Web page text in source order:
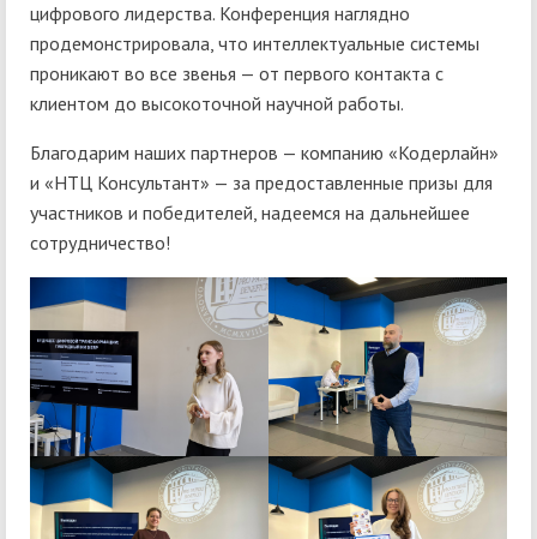
цифрового лидерства. Конференция наглядно
продемонстрировала, что интеллектуальные системы
проникают во все звенья — от первого контакта с
клиентом до высокоточной научной работы.
Благодарим наших партнеров — компанию «Кодерлайн»
и «НТЦ Консультант» — за предоставленные призы для
участников и победителей, надеемся на дальнейшее
сотрудничество!